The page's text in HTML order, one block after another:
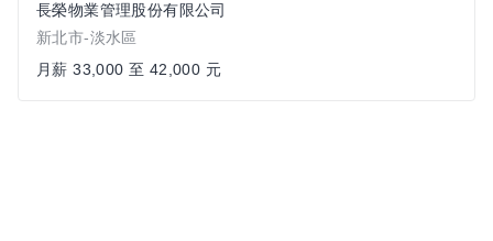
長榮物業管理股份有限公司
新北市-淡水區
月薪 33,000 至 42,000 元